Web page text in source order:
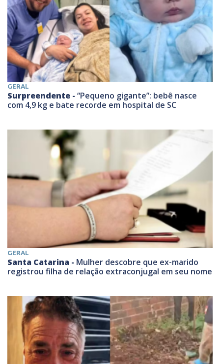
GERAL
Surpreendente - “Pequeno gigante”: bebê nasce
com 4,9 kg e bate recorde em hospital de SC
GERAL
Santa Catarina - Mulher descobre que ex-marido
registrou filha de relação extraconjugal em seu nome